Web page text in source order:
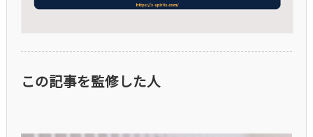
この記事を監修した人